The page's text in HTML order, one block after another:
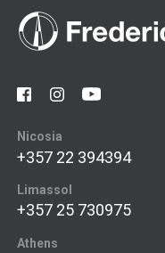
Nicosia
+357 22 394394
Limassol
+357 25 730975
Athens